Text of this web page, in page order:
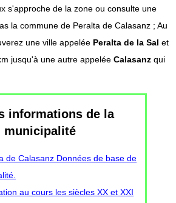
s'approche de la zone ou consulte une
la commune de Peralta de Calasanz ; Au
une ville appelée Peralta de la Sal et
jusqu'à une autre appelée Calasanz qui
informations de la
municipalité
de Calasanz Données de base de
au cours les siècles XX et XXI